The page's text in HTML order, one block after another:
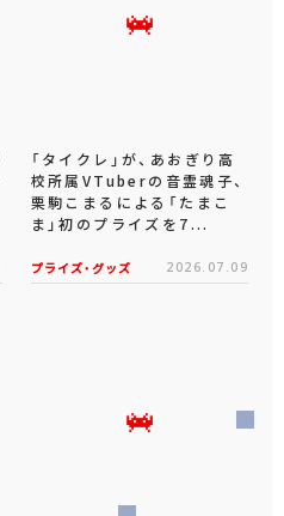
「タイクレ」が、あおぎり高
校所属VTuberの音霊魂子、
栗駒こまるによる「たまこ
ま」初のプライズを7...
プライズ・グッズ 2026.07.09